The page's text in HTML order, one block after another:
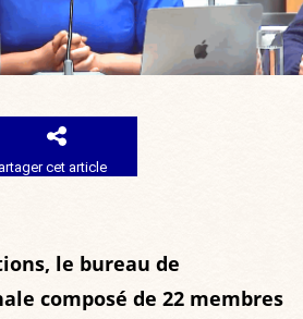
cet article
le bureau de
composé de 22 membres